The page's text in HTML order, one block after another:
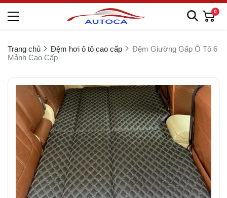
0
Trang chủ Đệm hơi ô tô cao cấp
Đệm Giường Gấp Ô Tô 6
Mảnh Cao Cấp